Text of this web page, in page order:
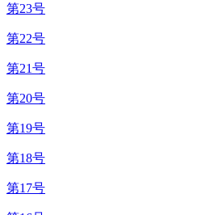
第23号
第22号
第21号
第20号
第19号
第18号
第17号